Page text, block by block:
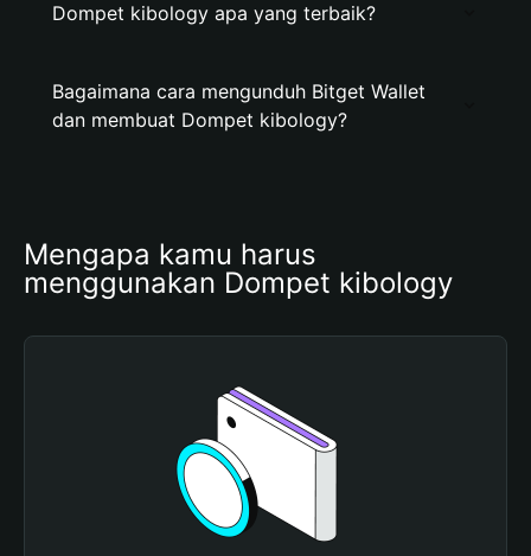
Dompet kibology apa yang terbaik?
Bagaimana cara mengunduh Bitget Wallet
dan membuat Dompet kibology?
Mengapa kamu harus
menggunakan Dompet kibology